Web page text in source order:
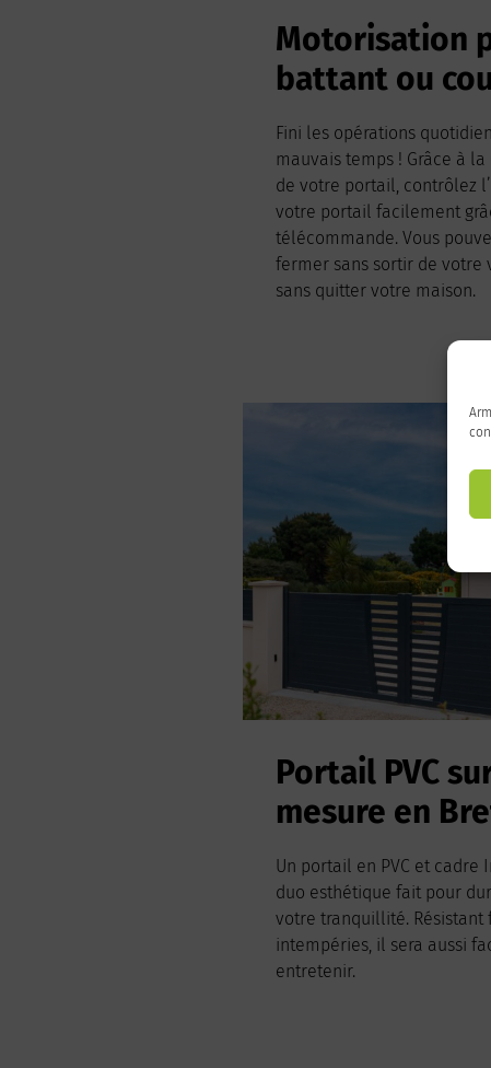
Motorisation
battant ou
Fini les opérations
mauvais temps ! Grâce à
de votre portail, contrôlez
votre portail facilement
télécommande. Vous
fermer sans sortir de votre
sans quitter votre maison.
Portail PVC
mesure en
Un portail en PVC et cadre
duo esthétique fait pour
votre tranquillité. Résistant
intempéries, il sera aussi
entretenir.